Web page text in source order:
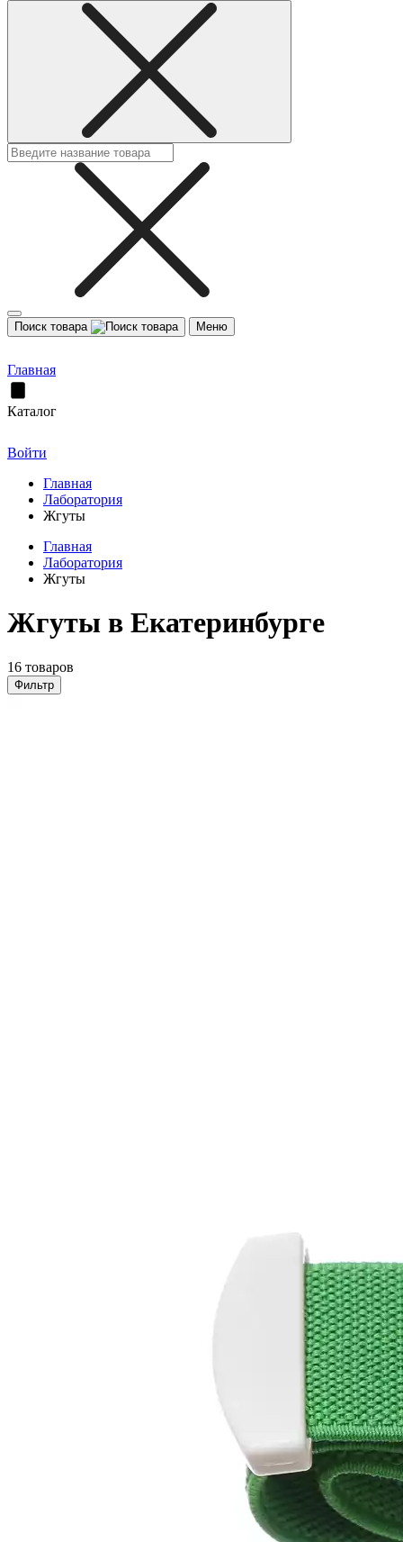
Поиск товара Меню
Главная
Каталог
Войти
Главная
Лаборатория
Жгуты
Главная
Лаборатория
Жгуты
Жгуты в Екатеринбурге
16 товаров
Фильтр